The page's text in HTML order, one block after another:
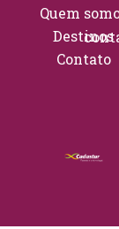
Quem
Destinos
Contato